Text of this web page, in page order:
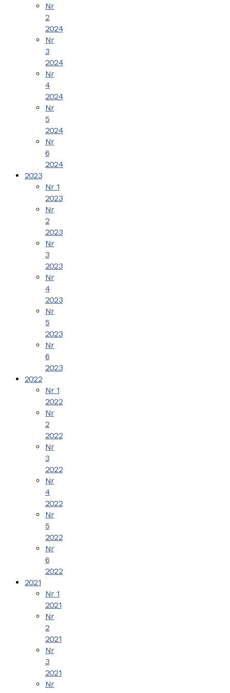
Nr
2
2024
Nr
3
2024
Nr
4
2024
Nr
5
2024
Nr
6
2024
2023
Nr 1
2023
Nr
2
2023
Nr
3
2023
Nr
4
2023
Nr
5
2023
Nr
6
2023
2022
Nr 1
2022
Nr
2
2022
Nr
3
2022
Nr
4
2022
Nr
5
2022
Nr
6
2022
2021
Nr 1
2021
Nr
2
2021
Nr
3
2021
Nr